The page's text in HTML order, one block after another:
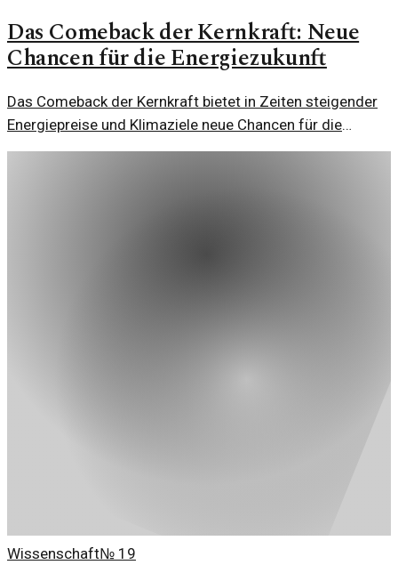
Das Comeback der Kernkraft: Neue
Chancen für die Energiezukunft
Das Comeback der Kernkraft bietet in Zeiten steigender
Energiepreise und Klimaziele neue Chancen für die
Energieversorgung in Deutschland und weltweit.
Wissenschaft№ 19